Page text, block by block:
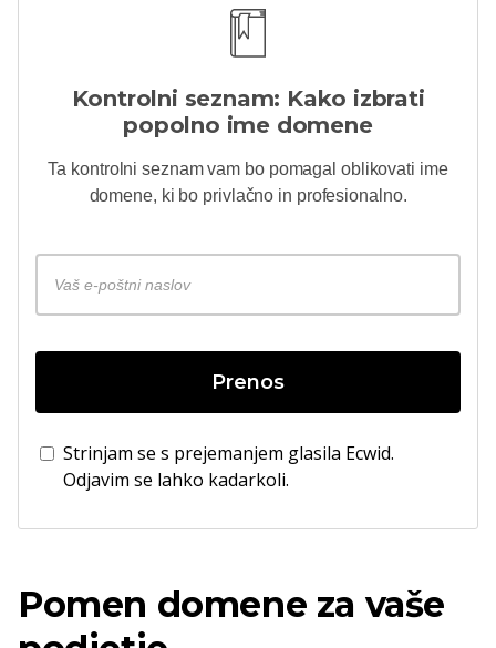
Kontrolni seznam: Kako izbrati
popolno ime domene
Ta kontrolni seznam vam bo pomagal oblikovati ime
domene, ki bo privlačno in profesionalno.
Prenos
Strinjam se s prejemanjem glasila Ecwid.
Odjavim se lahko kadarkoli.
Pomen domene za vaše